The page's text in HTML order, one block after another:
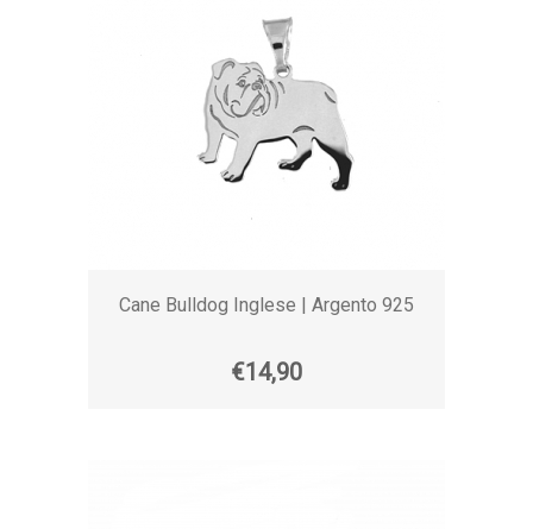
Cane Bulldog Inglese | Argento 925
€14,90